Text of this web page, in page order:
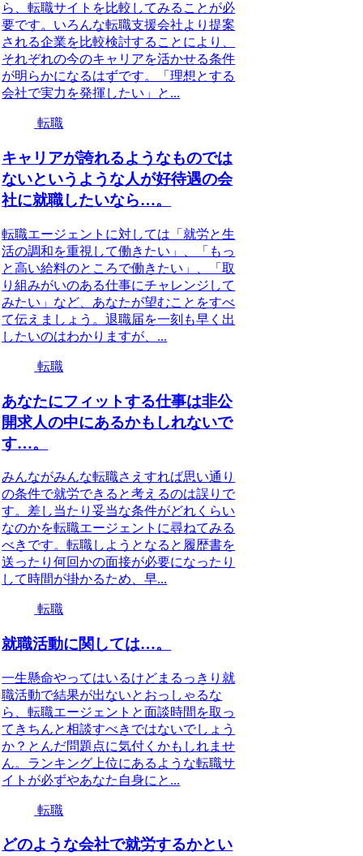
ら、転職サイトを比較してみることが必
要です。いろんな転職支援会社より提案
される企業を比較検討することにより、
それぞれの今のキャリアを活かせる条件
が明らかになるはずです。「理想とする
会社で実力を発揮したい」と...
転職
キャリアが誇れるようなものでは
ないというような人が好待遇の会
社に就職したいなら…。
転職エージェントに対しては「就労と生
活の調和を重視して働きたい」、「もっ
と高い給料のところで働きたい」、「取
り組みがいのある仕事にチャレンジして
みたい」など、あなたが望むことをすべ
て伝えましょう。退職届を一刻も早く出
したいのはわかりますが、...
転職
あなたにフィットする仕事は非公
開求人の中にあるかもしれないで
す…。
みんながみんな転職さえすれば思い通り
の条件で就労できると考えるのは誤りで
す。差し当たり妥当な条件がどれくらい
なのかを転職エージェントに尋ねてみる
べきです。転職しようとなると履歴書を
送ったり何回かの面接が必要になったり
して時間が掛かるため、早...
転職
就職活動に関しては…。
一生懸命やってはいるけどまるっきり就
職活動で結果が出ないとおっしゃるな
ら、転職エージェントと面談時間を取っ
てきちんと相談すべきではないでしょう
か？とんだ問題点に気付くかもしれませ
ん。ランキング上位にあるような転職サ
イトが必ずやあなた自身にと...
転職
どのような会社で就労するかとい